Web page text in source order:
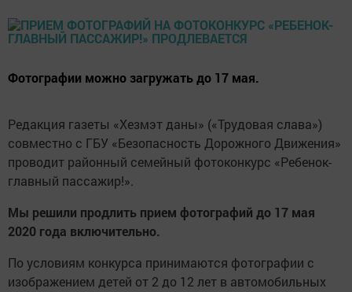
Фотографии можно загружать до 17 мая.
Редакция газеты «Хезмэт даны» («Трудовая слава»)
совместно с ГБУ «Безопасность Дорожного Движения»
проводит районный семейный фотоконкурс «Ребенок-
главный пассажир!».
Мы решили продлить прием фотографий до 17 мая
2020 года включительно.
По условиям конкурса принимаются фотографии с
изображением детей от 2 до 12 лет в автомобильных